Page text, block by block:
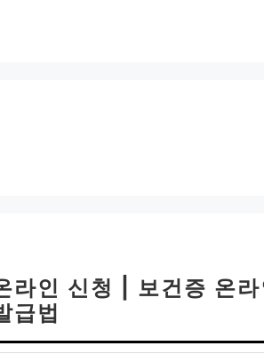
라인 신청 | 보건증 온라
급법